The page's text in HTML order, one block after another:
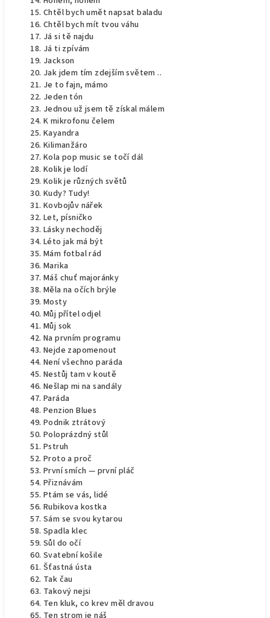
Chtěl bych umět napsat baladu
Chtěl bych mít tvou váhu
Já si tě najdu
Já ti zpívám
Jackson
Jak jdem tím zdejším světem ..
Je to fajn, mámo
Jeden tón
Jednou už jsem tě získal málem
K mikrofonu čelem
Kayandra
Kilimanžáro
Kola pop music se točí dál
Kolik je lodí
Kolik je různých světů
Kudy? Tudy!
Kovbojův nářek
Let, písničko
Lásky nechoděj
Léto jak má být
Mám fotbal rád
Marika
Máš chuť majoránky
Měla na očích brýle
Mosty
Můj přítel odjel
Můj sok
Na prvním programu
Nejde zapomenout
Není všechno paráda
Nestůj tam v koutě
Nešlap mi na sandály
Paráda
Penzion Blues
Podnik ztrátový
Poloprázdný stůl
Pstruh
Proto a proč
První smích — první pláč
Přiznávám
Ptám se vás, lidé
Rubikova kostka
Sám se svou kytarou
Spadla klec
Sůl do očí
Svatební košile
Šťastná ústa
Tak čau
Takový nejsi
Ten kluk, co krev měl dravou
Ten strom je náš